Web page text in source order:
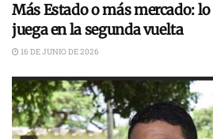
Más Estado o más mercado:
juega en la segunda vuelta
16 DE JUNIO DE 2026